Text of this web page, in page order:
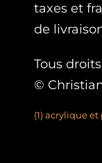
taxes et
de
Tous
©
(1) acrylique